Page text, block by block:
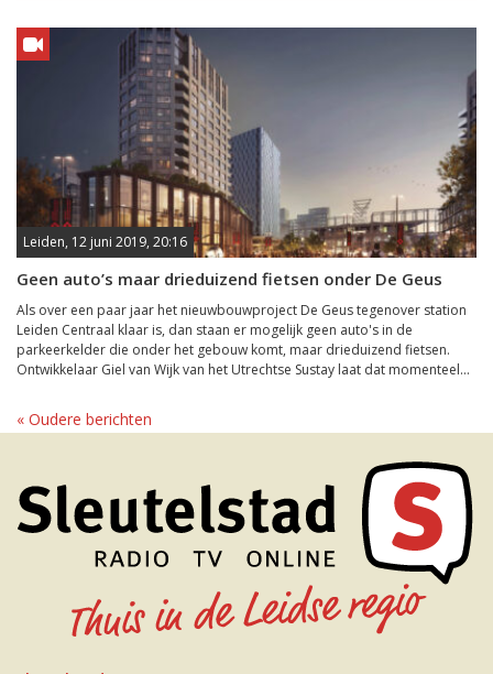
Leiden, 12 juni 2019, 20:16
Geen auto’s maar drieduizend fietsen onder De Geus
Als over een paar jaar het nieuwbouwproject De Geus tegenover station
Leiden Centraal klaar is, dan staan er mogelijk geen auto's in de
parkeerkelder die onder het gebouw komt, maar drieduizend fietsen.
Ontwikkelaar Giel van Wijk van het Utrechtse Sustay laat dat momenteel...
« Oudere berichten